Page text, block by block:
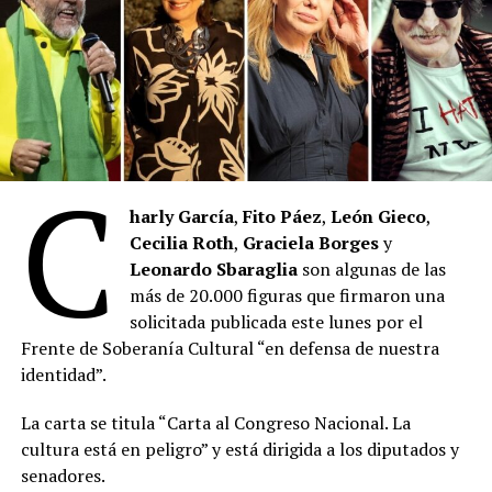
nacionales, restricciones financieras para el Instituto
Nacional de la Música (Inamu) y la Comisión Nacional de
Biblioteca Populares (Conabip).
“Es sano exponer los privilegios de unos pocos, es sano
mover nuestro marco normativo hacia adelante
modificando cosas que el tiempo había enquistado (…)
es sano escuchar, corregir, aprender”, dice el documento
que incorpora medidas específicas para garantizar que
el Instituto Nacional de Cine y Artes Audiovisuales
INCAA
) promocione al cine nacional y mantenga
intactos los alcances del Fondo de Fomento
Cinematográfico.
En cuanto al Instituto Nacional de la Música (
CONABIP, “en pos de una gestión más eficiente”, se
establecen restricciones de gastos para elINAMUy la
CONABIP. Limitar también los egresos al 20% de los
C harly García,Fito Páez,León Gieco,
Cecilia Roth, Graciela Borgesy
Leonardo Sbaraglia son algunas de las
más de 20.000 figuras que firmaron una
solicitada publicada este lunes por el
Frente de Soberanía Cultural “en defensa de nuestra
identidad”.
La carta se titula “Carta al Congreso Nacional. La
cultura está en peligro” y está dirigida a los diputados y
senadores.